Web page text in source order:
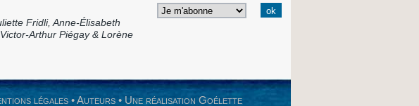
Fridli, Anne-Élisabeth
Arthur Piégay & Lorène
légales•Auteurs• Une réalisation Goélette